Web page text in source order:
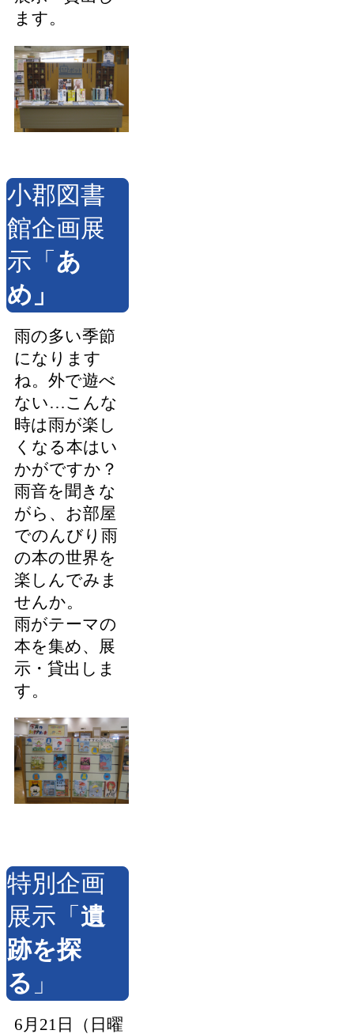
ます。
小郡図書
館企画展
示「 あ
め 」
雨の多い季節
になります
ね。外で遊べ
ない…こんな
時は雨が楽し
くなる本はい
かがですか？
雨音を聞きな
がら、お部屋
でのんびり雨
の本の世界を
楽しんでみま
せんか。
雨がテーマの
本を集め、展
示・貸出しま
す。
特別企画
展示「 遺
跡を探
る 」
6月21日（日曜